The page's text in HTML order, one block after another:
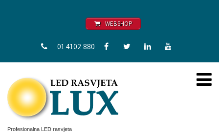
WEBSHOP
01 4102 880
Profesionalna LED rasvjeta